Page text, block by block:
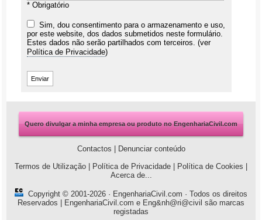
* Obrigatório
Sim, dou consentimento para o armazenamento e uso,
por este website, dos dados submetidos neste formulário.
Estes dados não serão partilhados com terceiros. (ver
Política de Privacidade)
Quero divulgar a minha empresa ou produto no EngenhariaCivil.com
Contactos
Denunciar conteúdo
Termos de Utilização
Política de Privacidade Política de Cookies
Acerca de...
Copyright © 2001-2026 · EngenhariaCivil.com · Todos os direitos
Reservados | EngenhariaCivil.com e Eng&nh@ri@civil são marcas
registadas